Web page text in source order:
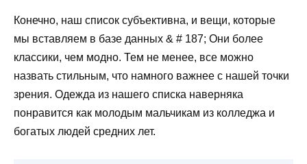
Конечно, наш список субъективна, и вещи, которые
мы вставляем в базе данных & # 187; Они более
классики, чем модно. Тем не менее, все можно
назвать стильным, что намного важнее с нашей точки
зрения. Одежда из нашего списка наверняка
понравится как молодым мальчикам из колледжа и
богатых людей средних лет.